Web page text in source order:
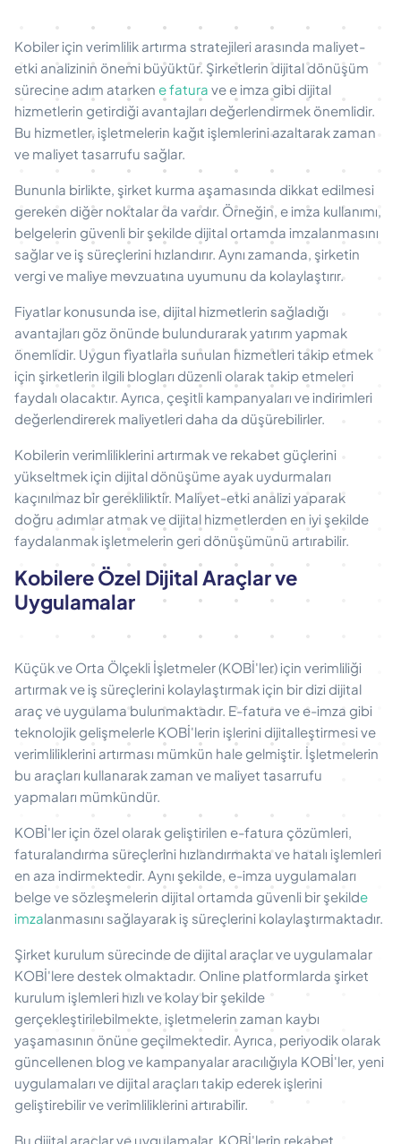
Kobiler için verimlilik artırma stratejileri arasında maliyet-
etki analizinin önemi büyüktür. Şirketlerin dijital dönüşüm
sürecine adım atarken e fatura ve e imza gibi dijital
hizmetlerin getirdiği avantajları değerlendirmek önemlidir.
Bu hizmetler, işletmelerin kağıt işlemlerini azaltarak zaman
ve maliyet tasarrufu sağlar.
Bununla birlikte, şirket kurma aşamasında dikkat edilmesi
gereken diğer noktalar da vardır. Örneğin, e imza kullanımı,
belgelerin güvenli bir şekilde dijital ortamda imzalanmasını
sağlar ve iş süreçlerini hızlandırır. Aynı zamanda, şirketin
vergi ve maliye mevzuatına uyumunu da kolaylaştırır.
Fiyatlar konusunda ise, dijital hizmetlerin sağladığı
avantajları göz önünde bulundurarak yatırım yapmak
önemlidir. Uygun fiyatlarla sunulan hizmetleri takip etmek
için şirketlerin ilgili blogları düzenli olarak takip etmeleri
faydalı olacaktır. Ayrıca, çeşitli kampanyaları ve indirimleri
değerlendirerek maliyetleri daha da düşürebilirler.
Kobilerin verimliliklerini artırmak ve rekabet güçlerini
yükseltmek için dijital dönüşüme ayak uydurmaları
kaçınılmaz bir gerekliliktir. Maliyet-etki analizi yaparak
doğru adımlar atmak ve dijital hizmetlerden en iyi şekilde
faydalanmak işletmelerin geri dönüşümünü artırabilir.
Kobilere Özel Dijital Araçlar ve
Uygulamalar
Küçük ve Orta Ölçekli İşletmeler (KOBİ'ler) için verimliliği
artırmak ve iş süreçlerini kolaylaştırmak için bir dizi dijital
araç ve uygulama bulunmaktadır. E-fatura ve e-imza gibi
teknolojik gelişmelerle KOBİ'lerin işlerini dijitalleştirmesi ve
verimliliklerini artırması mümkün hale gelmiştir. İşletmelerin
bu araçları kullanarak zaman ve maliyet tasarrufu
yapmaları mümkündür.
KOBİ'ler için özel olarak geliştirilen e-fatura çözümleri,
faturalandırma süreçlerini hızlandırmakta ve hatalı işlemleri
en aza indirmektedir. Aynı şekilde, e-imza uygulamaları
belge ve sözleşmelerin dijital ortamda güvenli bir şekilde
imzalanmasını sağlayarak iş süreçlerini kolaylaştırmaktadır.
Şirket kurulum sürecinde de dijital araçlar ve uygulamalar
KOBİ'lere destek olmaktadır. Online platformlarda şirket
kurulum işlemleri hızlı ve kolay bir şekilde
gerçekleştirilebilmekte, işletmelerin zaman kaybı
yaşamasının önüne geçilmektedir. Ayrıca, periyodik olarak
güncellenen blog ve kampanyalar aracılığıyla KOBİ'ler, yeni
uygulamaları ve dijital araçları takip ederek işlerini
geliştirebilir ve verimliliklerini artırabilir.
Bu dijital araçlar ve uygulamalar, KOBİ'lerin rekabet